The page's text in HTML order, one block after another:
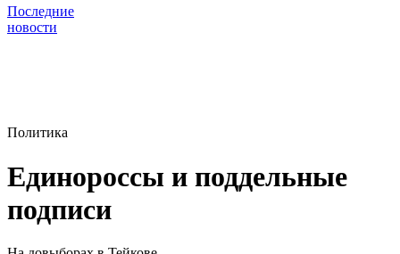
Последние
новости
Политика
Единороссы и поддельные
подписи